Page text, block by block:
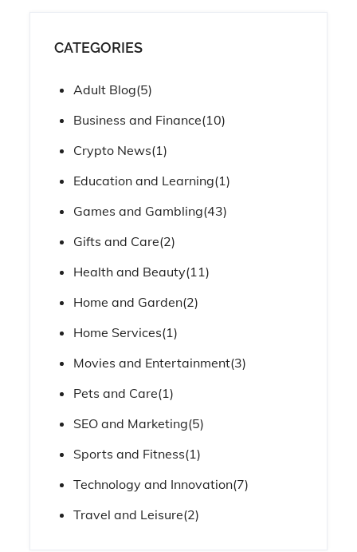
CATEGORIES
Adult Blog(5)
Business and Finance(10)
Crypto News(1)
Education and Learning(1)
Games and Gambling(43)
Gifts and Care(2)
Health and Beauty(11)
Home and Garden(2)
Home Services(1)
Movies and Entertainment(3)
Pets and Care(1)
SEO and Marketing(5)
Sports and Fitness(1)
Technology and Innovation(7)
Travel and Leisure(2)